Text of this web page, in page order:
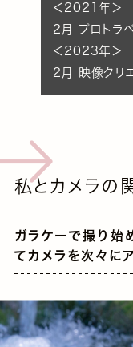
＜2021年＞
2月 プロトラ
＜2023年＞
2月 映像クリ
私とカメラの
ガラケーで撮り始
てカメラを次々に